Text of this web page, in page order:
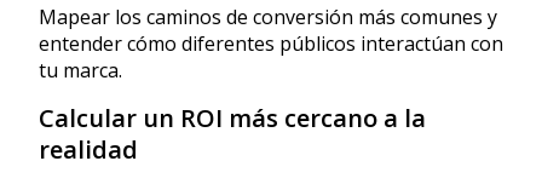
Mapear los caminos de conversión más comunes y
entender cómo diferentes públicos interactúan con
tu marca.
Calcular un ROI más cercano a la
realidad